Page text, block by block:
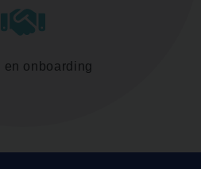
en onboarding